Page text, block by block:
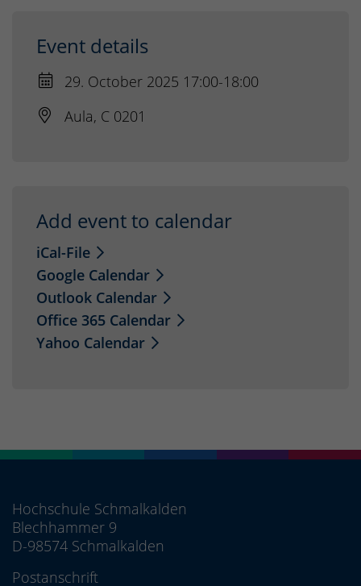
Event details
29. October 2025 17:00-18:00
Aula, C 0201
Add event to calendar
iCal-File
Google Calendar
Outlook Calendar
Office 365 Calendar
Yahoo Calendar
Hochschule Schmalkalden
Blechhammer 9
D-98574 Schmalkalden
Postanschrift